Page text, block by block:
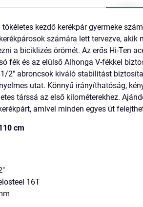
kezdő kerékpár gyermeke
számára lett tervezve, akik
a biciklizés örömét. Az erős Hi-Ten
fék és az elülső Alhonga V-fékkel
2" abroncsok kiváló stabilitást
utat. Könnyű irányíthatóság,
társsá az első kilométerekhez.
amivel minden egyes út
cm
16T